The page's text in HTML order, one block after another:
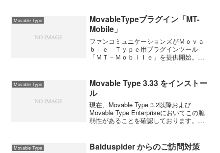
Movable Type
MovableTypeプラグイン「MT-
Mobile」
ファンコミュニケーションズがＭｏｖａ
ｂｌｅ Ｔｙｐｅ用プラグインツール
「ＭＴ－Ｍｏｂｉｌｅ」を提供開始。作
MovableTypeプラグインといえばMT4iが
有名ですよね...
Movable Type
Movable Type 3.33 をインストー
ル
現在、Movable Type 3.2以降および
Movable Type Enterpriseにおいてこの脆
弱性があることを確認しております。一
【重要】 Movable...
Movable Type Baiduspider からのご訪問対策